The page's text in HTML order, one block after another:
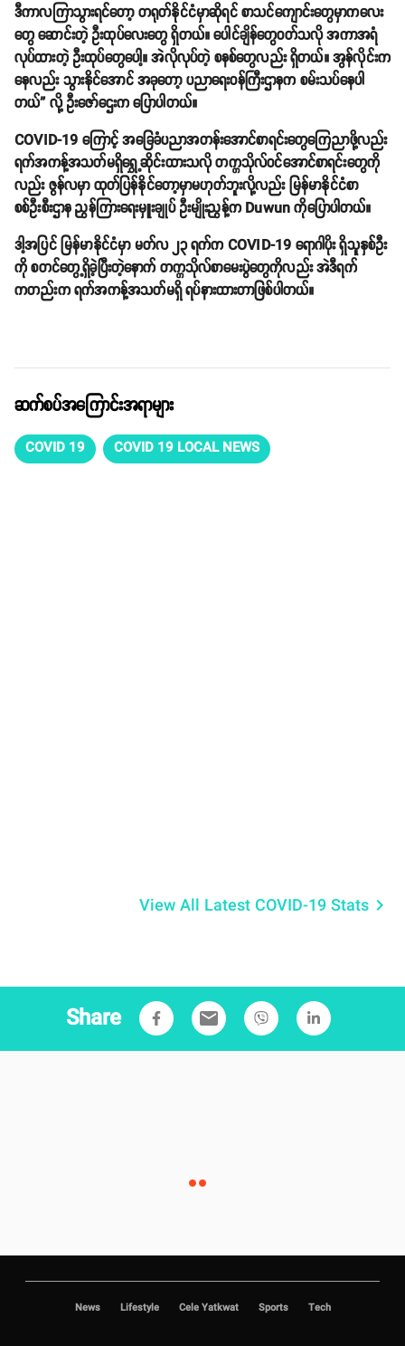
ဒီကာလကြာသွားရင်တော့ တရုတ်နိုင်ငံမှာဆိုရင် စာသင်ကျောင်းတွေမှာကလေး
တွေ ဆောင်းတဲ့ ဦးထုပ်လေးတွေ ရှိတယ်။ ပေါင်ချိန်တွေဝတ်သလို အကာအရံ
လုပ်ထားတဲ့ ဦးထုပ်တွေပေါ့။ အဲလိုလုပ်တဲ့ စနစ်တွေလည်း ရှိတယ်။ အွန်လိုင်းက
နေလည်း သွားနိုင်အောင် အခုတော့ ပညာရေးဝန်ကြီးဌာနက စမ်းသပ်နေပါ
တယ်” လို့ ဦးဇော်ဌေးက ပြောပါတယ်။
COVID-19 ကြောင့် အခြေခံပညာအတန်းအောင်စာရင်းတွေကြေညာဖို့လည်း
ရက်အကန့်အသတ်မရှိရွှေ့ဆိုင်းထားသလို တက္ကသိုလ်ဝင်အောင်စာရင်းတွေကို
လည်း ဇွန်လမှာ ထုတ်ပြန်နိုင်တော့မှာမဟုတ်ဘူးလို့လည်း မြန်မာနိုင်ငံစာ
စစ်ဦးစီးဌာန ညွန်ကြားရေးမှူးချုပ် ဦးမျိုးညွန့်က Duwun ကိုပြောပါတယ်။
ဒါ့အပြင် မြန်မာနိုင်ငံမှာ မတ်လ ၂၃ ရက်က COVID-19 ရောဂါပိုး ရှိသူနှစ်ဦး
ကို စတင်တွေ့ရှိခဲ့ပြီးတဲ့နောက် တက္ကသိုလ်စာမေးပွဲတွေကိုလည်း အဲဒီရက်
ကတည်းက ရက်အကန့်အသတ်မရှိ ရပ်နားထားတာဖြစ်ပါတယ်။
ဆက်စပ်အကြောင်းအရာများ
COVID 19 COVID 19 LOCAL NEWS
View All Latest COVID-19 Stats keyboard_arrow_right
Share email
News Lifestyle Cele Yatkwat Sports Tech